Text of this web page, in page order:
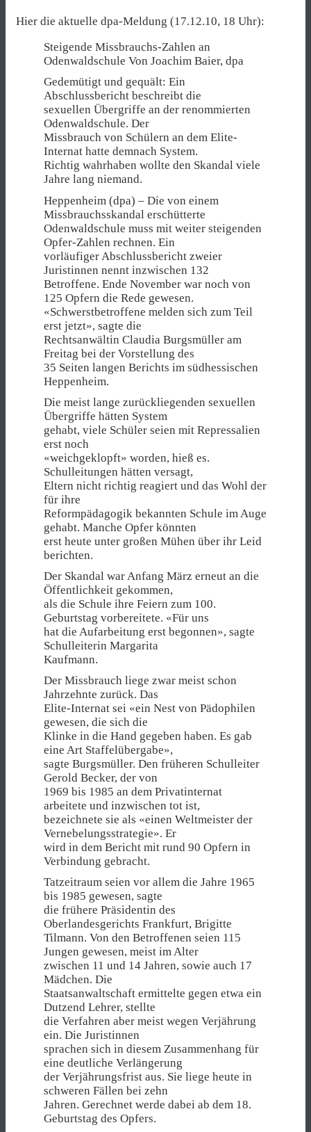
Hier die aktuelle dpa-Meldung (17.12.10, 18 Uhr):
Steigende Missbrauchs-Zahlen an
Odenwaldschule Von Joachim Baier, dpa
Gedemütigt und gequält: Ein
Abschlussbericht beschreibt die
sexuellen Übergriffe an der renommierten
Odenwaldschule. Der
Missbrauch von Schülern an dem Elite-
Internat hatte demnach System.
Richtig wahrhaben wollte den Skandal viele
Jahre lang niemand.
Heppenheim (dpa) – Die von einem
Missbrauchsskandal erschütterte
Odenwaldschule muss mit weiter steigenden
Opfer-Zahlen rechnen. Ein
vorläufiger Abschlussbericht zweier
Juristinnen nennt inzwischen 132
Betroffene. Ende November war noch von
125 Opfern die Rede gewesen.
«Schwerstbetroffene melden sich zum Teil
erst jetzt», sagte die
Rechtsanwältin Claudia Burgsmüller am
Freitag bei der Vorstellung des
35 Seiten langen Berichts im südhessischen
Heppenheim.
Die meist lange zurückliegenden sexuellen
Übergriffe hätten System
gehabt, viele Schüler seien mit Repressalien
erst noch
«weichgeklopft» worden, hieß es.
Schulleitungen hätten versagt,
Eltern nicht richtig reagiert und das Wohl der
für ihre
Reformpädagogik bekannten Schule im Auge
gehabt. Manche Opfer könnten
erst heute unter großen Mühen über ihr Leid
berichten.
Der Skandal war Anfang März erneut an die
Öffentlichkeit gekommen,
als die Schule ihre Feiern zum 100.
Geburtstag vorbereitete. «Für uns
hat die Aufarbeitung erst begonnen», sagte
Schulleiterin Margarita
Kaufmann.
Der Missbrauch liege zwar meist schon
Jahrzehnte zurück. Das
Elite-Internat sei «ein Nest von Pädophilen
gewesen, die sich die
Klinke in die Hand gegeben haben. Es gab
eine Art Staffelübergabe»,
sagte Burgsmüller. Den früheren Schulleiter
Gerold Becker, der von
1969 bis 1985 an dem Privatinternat
arbeitete und inzwischen tot ist,
bezeichnete sie als «einen Weltmeister der
Vernebelungsstrategie». Er
wird in dem Bericht mit rund 90 Opfern in
Verbindung gebracht.
Tatzeitraum seien vor allem die Jahre 1965
bis 1985 gewesen, sagte
die frühere Präsidentin des
Oberlandesgerichts Frankfurt, Brigitte
Tilmann. Von den Betroffenen seien 115
Jungen gewesen, meist im Alter
zwischen 11 und 14 Jahren, sowie auch 17
Mädchen. Die
Staatsanwaltschaft ermittelte gegen etwa ein
Dutzend Lehrer, stellte
die Verfahren aber meist wegen Verjährung
ein. Die Juristinnen
sprachen sich in diesem Zusammenhang für
eine deutliche Verlängerung
der Verjährungsfrist aus. Sie liege heute in
schweren Fällen bei zehn
Jahren. Gerechnet werde dabei ab dem 18.
Geburtstag des Opfers.